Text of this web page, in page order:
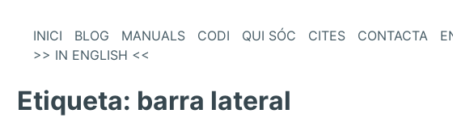
VésINICI BLOG MANUALS CODI QUI SÓC CITES CONTACTA
>> IN ENGLISH <<
Etiqueta: barra lateral